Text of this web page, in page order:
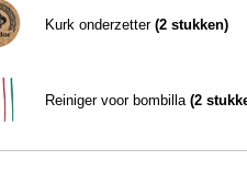
Kurk onderzetter(2 stukken)
Reiniger voor bombilla(2